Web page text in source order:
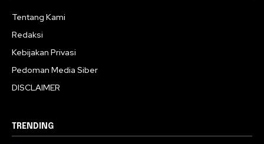
Tentang Kami
Redaksi
Kebijakan Privasi
Pedoman Media Siber
DISCLAIMER
TRENDING